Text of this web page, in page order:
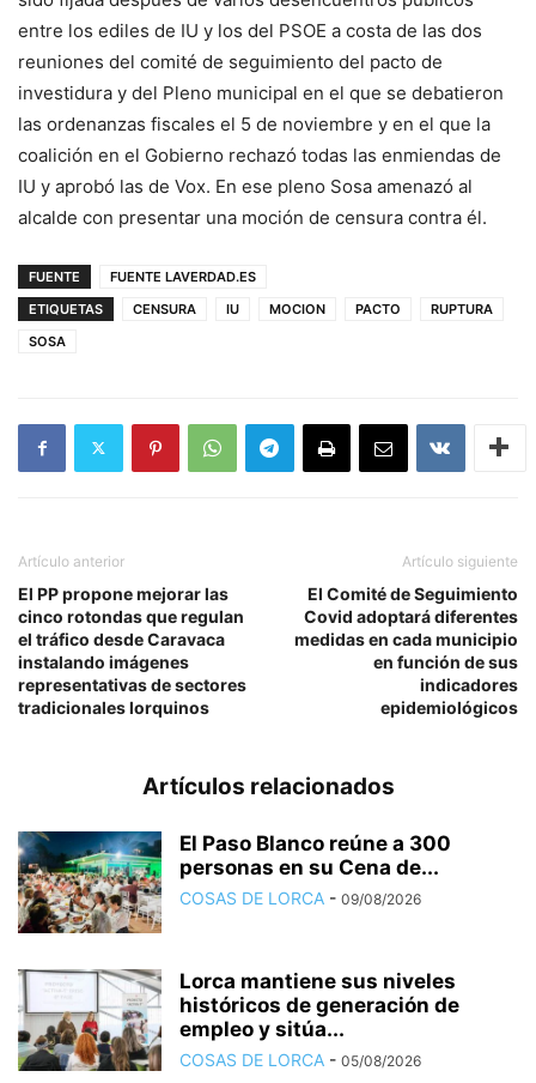
entre los ediles de IU y los del PSOE a costa de las dos
reuniones del comité de seguimiento del pacto de
investidura y del Pleno municipal en el que se debatieron
las ordenanzas fiscales el 5 de noviembre y en el que la
coalición en el Gobierno rechazó todas las enmiendas de
IU y aprobó las de Vox. En ese pleno Sosa amenazó al
alcalde con presentar una moción de censura contra él.
FUENTE
FUENTE LAVERDAD.ES
ETIQUETAS
CENSURA IU MOCION PACTO
RUPTURA
SOSA
Artículo anterior
El PP propone mejorar las
cinco rotondas que regulan
el tráfico desde Caravaca
instalando imágenes
representativas de sectores
tradicionales lorquinos
Artículo siguiente
El Comité de Seguimiento
Covid adoptará diferentes
medidas en cada municipio
en función de sus
indicadores
epidemiológicos
Artículos relacionados
El Paso Blanco reúne a 300
personas en su Cena de...
COSAS DE LORCA - 09/08/2026
Lorca mantiene sus niveles
históricos de generación de
empleo y sitúa...
COSAS DE LORCA - 05/08/2026